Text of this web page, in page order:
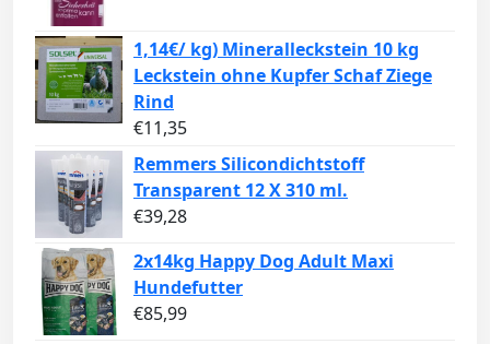
1,14€/ kg) Mineralleckstein 10 kg
Leckstein ohne Kupfer Schaf Ziege
Rind
€11,35
Remmers Silicondichtstoff
Transparent 12 X 310 ml.
€39,28
2x14kg Happy Dog Adult Maxi
Hundefutter
€85,99